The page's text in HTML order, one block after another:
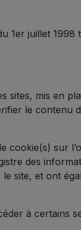
1er juillet
mis en
le contenu
sur
des
site, et ont
à